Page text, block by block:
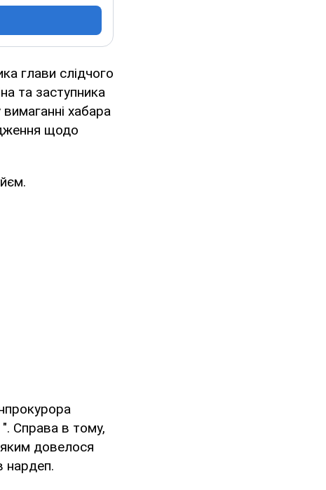
глави слідчого
та заступника
хабара
щодо
Справа в тому,
довелося
нардеп.